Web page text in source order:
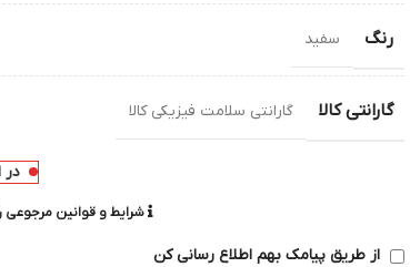
رنگ سفید
گارانتی کالا گارانتی سلامت فیزیکی کالا
در
شرایط و قوانین مرجوعی
از طریق پیامک بهم اطلاع رسانی کن